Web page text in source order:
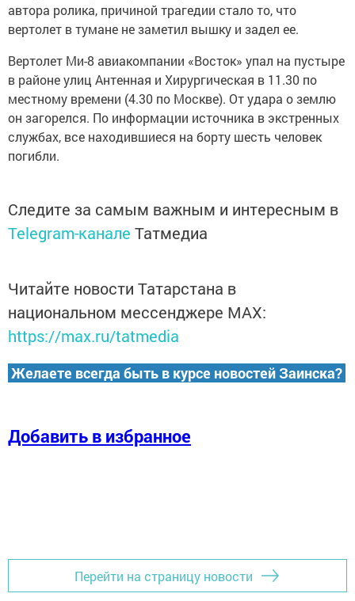
автора ролика, причиной трагедии стало то, что
вертолет в тумане не заметил вышку и задел ее.
Вертолет Ми-8 авиакомпании «Восток» упал на пустыре
в районе улиц Антенная и Хирургическая в 11.30 по
местному времени (4.30 по Москве). От удара о землю
он загорелся. По информации источника в экстренных
службах, все находившиеся на борту шесть человек
погибли.
Следите за самым важным и интересным в
Telegram-канале Татмедиа
Читайте новости Татарстана в
национальном мессенджере MАХ:
https://max.ru/tatmedia
Желаете всегда быть в курсе новостей Заинска?
Добавить в избранное
Перейти на страницу новости